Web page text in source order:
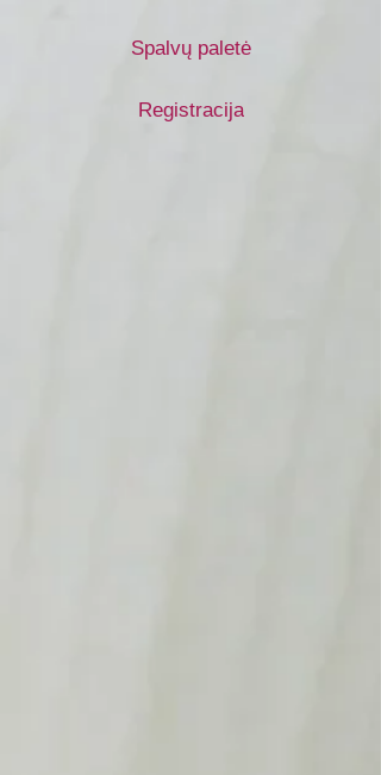
Spalvų paletė
Registracija